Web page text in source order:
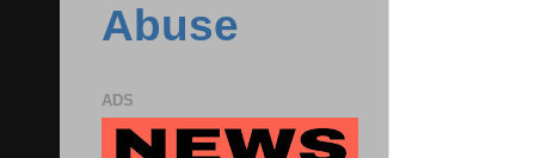
Abuse
ADS